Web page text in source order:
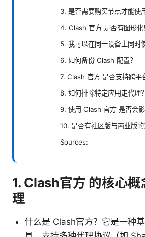
3. 是否需要购买节点才能使
4. Clash 官方 是否有图形化
5. 我可以在同一设备上同时
6. 如何备份 Clash 配置？
7. Clash 官方 是否支持跨平
8. 如何排除特定应用走代理？
9. 使用 Clash 官方 是否会影
10. 是否有社区版与商业版的
Sources:
1. Clash官方 的核心
理
什么是 Clash官方？它是一种